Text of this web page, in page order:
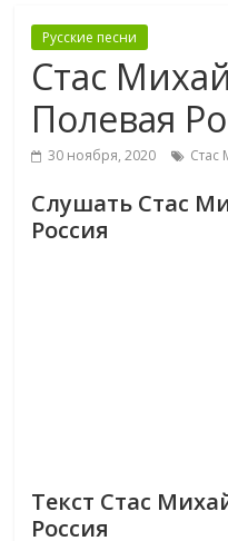
Русские песни
Стас
Полевая
30 ноября, 2020 Стас
Слушать Стас
Россия
Текст Стас
Россия